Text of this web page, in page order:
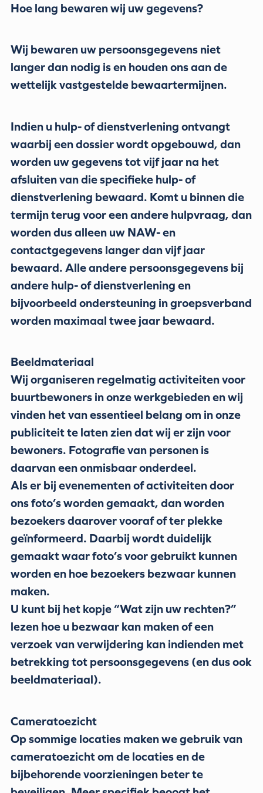
Hoe lang bewaren wij uw gegevens?
Wij bewaren uw persoonsgegevens niet
langer dan nodig is en houden ons aan de
wettelijk vastgestelde bewaartermijnen.
Indien u hulp- of dienstverlening ontvangt
waarbij een dossier wordt opgebouwd, dan
worden uw gegevens tot vijf jaar na het
afsluiten van die specifieke hulp- of
dienstverlening bewaard. Komt u binnen die
termijn terug voor een andere hulpvraag, dan
worden dus alleen uw NAW- en
contactgegevens langer dan vijf jaar
bewaard. Alle andere persoonsgegevens bij
andere hulp- of dienstverlening en
bijvoorbeeld ondersteuning in groepsverband
worden maximaal twee jaar bewaard.
Beeldmateriaal
Wij organiseren regelmatig activiteiten voor
buurtbewoners in onze werkgebieden en wij
vinden het van essentieel belang om in onze
publiciteit te laten zien dat wij er zijn voor
bewoners. Fotografie van personen is
daarvan een onmisbaar onderdeel.
Als er bij evenementen of activiteiten door
ons foto’s worden gemaakt, dan worden
bezoekers daarover vooraf of ter plekke
geïnformeerd. Daarbij wordt duidelijk
gemaakt waar foto’s voor gebruikt kunnen
worden en hoe bezoekers bezwaar kunnen
maken.
U kunt bij het kopje “Wat zijn uw rechten?”
lezen hoe u bezwaar kan maken of een
verzoek van verwijdering kan indienden met
betrekking tot persoonsgegevens (en dus ook
beeldmateriaal).
Cameratoezicht
Op sommige locaties maken we gebruik van
cameratoezicht om de locaties en de
bijbehorende voorzieningen beter te